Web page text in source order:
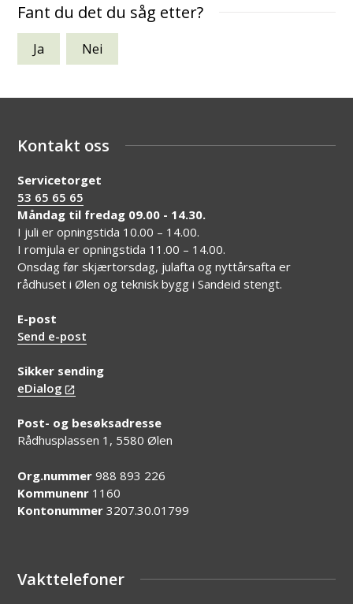
Fant du det du såg etter?
Ja Nei
Kontakt oss
Servicetorget
53 65 65 65
Måndag til fredag 09.00 - 14.30.
I juli er opningstida 10.00 – 14.00.
I romjula er opningstida 11.00 – 14.00.
Onsdag før skjærtorsdag, julafta og nyttårsafta er
rådhuset i Ølen og teknisk bygg i Sandeid stengt.
E-post
Send e-post
Sikker sending
eDialog
Post- og besøksadresse
Rådhusplassen 1, 5580 Ølen
Org.nummer988 893 226
Kommunenr 1160
Kontonummer3207.30.01799
Vakttelefoner